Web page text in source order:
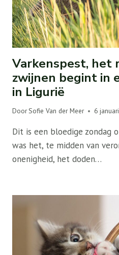
Varkenspest, het
zwijnen begint in
in Ligurië
DoorSofie Van der Meer 6
Dit is een bloedige zondag
was het, te midden van
onenigheid, het doden…